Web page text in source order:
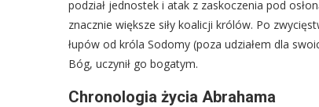
podział jednostek i atak z zaskoczenia pod
znacznie większe siły koalicji królów. Po
łupów od króla Sodomy (poza udziałem dla
Bóg, uczynił go bogatym.
Chronologia życia Abrahama